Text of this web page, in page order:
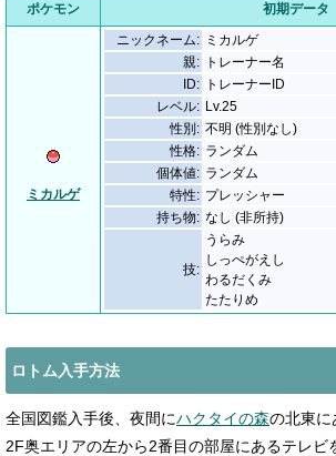
ポケモン 初期データ
ミカルゲ
ニックネーム: ミカルゲ
親:
トレーナー名
ID:
トレーナーID
レベル: Lv.25
性別: 不明 (性別なし)
性格: ランダム
個体値: ランダム
特性: プレッシャー
持ち物: なし (非所持)
技:
うらみ
しっぺがえし
わるだくみ
たたりめ
ロトム入手方法
全国図鑑入手後、夜間にハクタイの森の北東に
2F奥エリアの左から2番目の部屋にあるテレビ